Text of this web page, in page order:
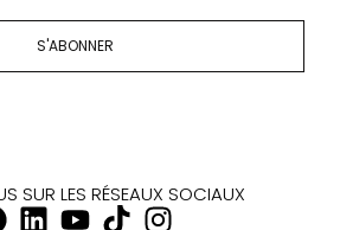
S'ABONNER
SUR LES RÉSEAUX SOCIAUX